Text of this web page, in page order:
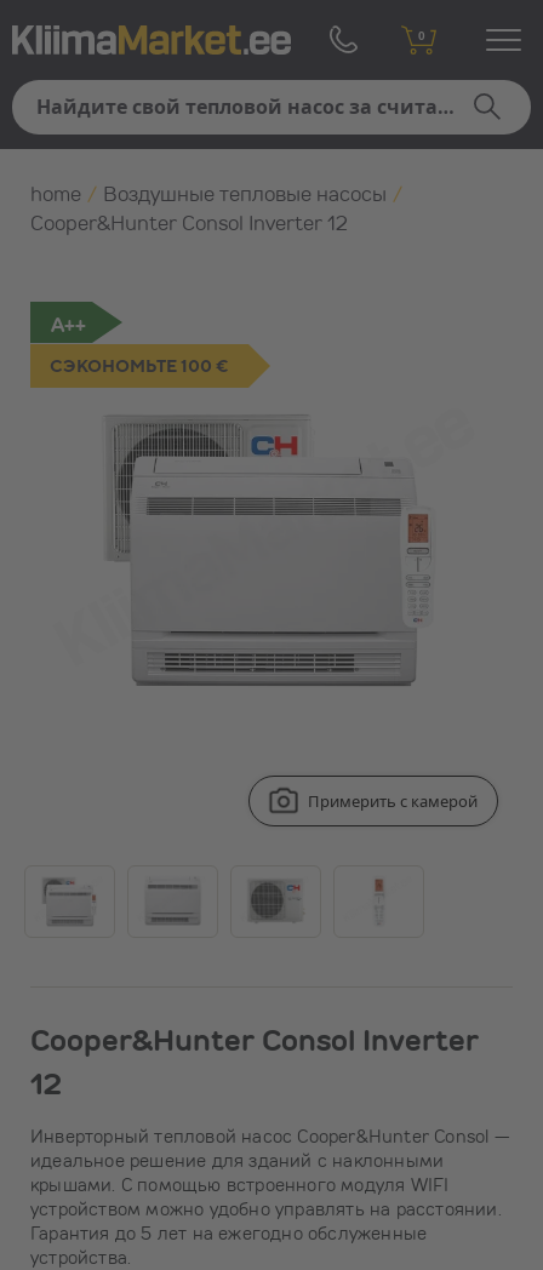
0
home / Воздушные тепловые насосы /
Cooper&Hunter Consol Inverter 12
A++
СЭКОНОМЬТЕ 100 €
Примерить с камерой
Cooper&Hunter Consol Inverter
12
Инверторный тепловой насос Cooper&Hunter Consol —
идеальное решение для зданий с наклонными
крышами. С помощью встроенного модуля WIFI
устройством можно удобно управлять на расстоянии.
Гарантия до 5 лет на ежегодно обслуженные
устройства.